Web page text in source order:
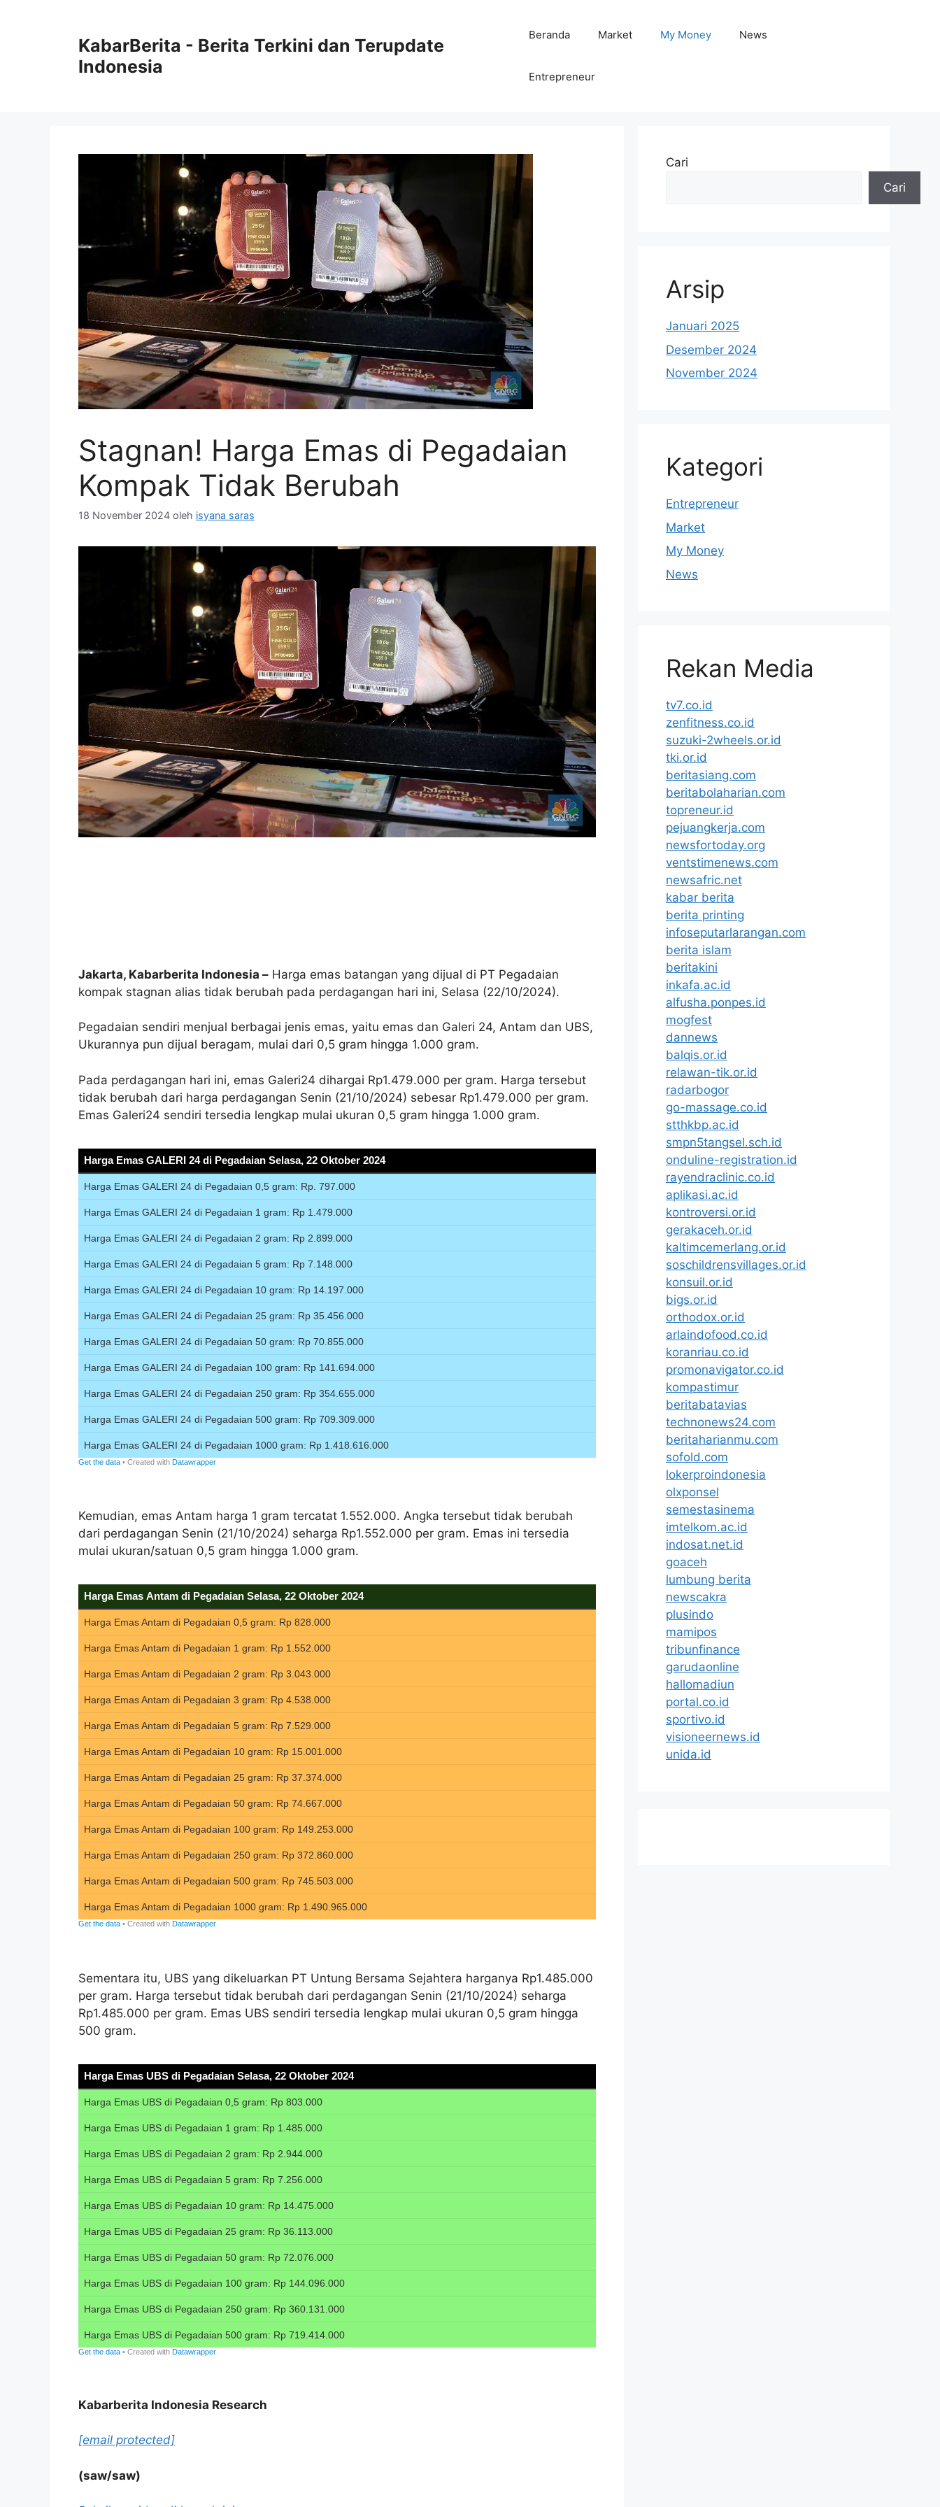
KabarBerita - Berita Terkini dan Terupdate
Indonesia
Beranda Market My Money News
Entrepreneur
Stagnan! Harga Emas di Pegadaian
Kompak Tidak Berubah
18 November 2024 oleh isyana saras
Jakarta, Kabarberita Indonesia – Harga emas batangan yang dijual di PT Pegadaian
kompak stagnan alias tidak berubah pada perdagangan hari ini, Selasa (22/10/2024).
Pegadaian sendiri menjual berbagai jenis emas, yaitu emas dan Galeri 24, Antam dan UBS,
Ukurannya pun dijual beragam, mulai dari 0,5 gram hingga 1.000 gram.
Pada perdagangan hari ini, emas Galeri24 dihargai Rp1.479.000 per gram. Harga tersebut
tidak berubah dari harga perdagangan Senin (21/10/2024) sebesar Rp1.479.000 per gram.
Emas Galeri24 sendiri tersedia lengkap mulai ukuran 0,5 gram hingga 1.000 gram.
Kemudian, emas Antam harga 1 gram tercatat 1.552.000. Angka tersebut tidak berubah
dari perdagangan Senin (21/10/2024) seharga Rp1.552.000 per gram. Emas ini tersedia
mulai ukuran/satuan 0,5 gram hingga 1.000 gram.
Sementara itu, UBS yang dikeluarkan PT Untung Bersama Sejahtera harganya Rp1.485.000
per gram. Harga tersebut tidak berubah dari perdagangan Senin (21/10/2024) seharga
Rp1.485.000 per gram. Emas UBS sendiri tersedia lengkap mulai ukuran 0,5 gram hingga
500 gram.
Kabarberita Indonesia Research
[email protected]
(saw/saw)
Cari
Cari
Arsip
Januari 2025
Desember 2024
November 2024
Kategori
Entrepreneur
Market
My Money
News
Rekan Media
tv7.co.id
zenfitness.co.id
suzuki-2wheels.or.id
tki.or.id
beritasiang.com
beritabolaharian.com
topreneur.id
pejuangkerja.com
newsfortoday.org
ventstimenews.com
newsafric.net
kabar berita
berita printing
infoseputarlarangan.com
berita islam
beritakini
inkafa.ac.id
alfusha.ponpes.id
mogfest
dannews
balqis.or.id
relawan-tik.or.id
radarbogor
go-massage.co.id
stthkbp.ac.id
smpn5tangsel.sch.id
onduline-registration.id
rayendraclinic.co.id
aplikasi.ac.id
kontroversi.or.id
gerakaceh.or.id
kaltimcemerlang.or.id
soschildrensvillages.or.id
konsuil.or.id
bigs.or.id
orthodox.or.id
arlaindofood.co.id
koranriau.co.id
promonavigator.co.id
kompastimur
beritabatavias
technonews24.com
beritaharianmu.com
sofold.com
lokerproindonesia
olxponsel
semestasinema
imtelkom.ac.id
indosat.net.id
goaceh
lumbung berita
newscakra
plusindo
mamipos
tribunfinance
garudaonline
hallomadiun
portal.co.id
sportivo.id
visioneernews.id
unida.id